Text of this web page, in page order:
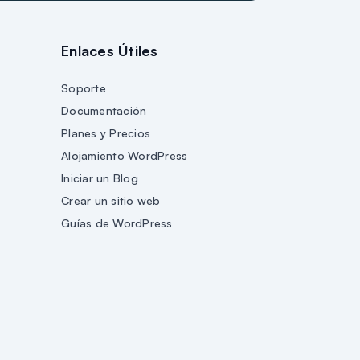
Enlaces Útiles
Soporte
Documentación
Planes y Precios
Alojamiento WordPress
Iniciar un Blog
Crear un sitio web
Guías de WordPress